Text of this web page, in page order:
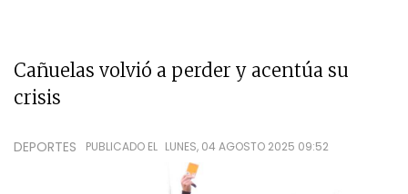
Cañuelas volvió a perder y acentúa su
crisis
DEPORTES PUBLICADO EL LUNES, 04 AGOSTO 2025 09:52